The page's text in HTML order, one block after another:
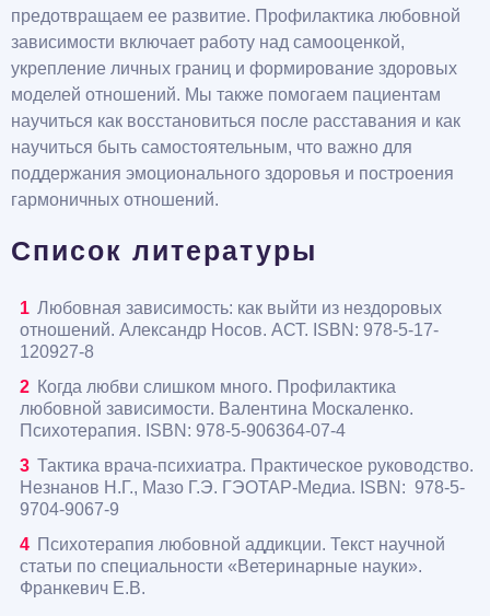
предотвращаем ее развитие. Профилактика любовной
зависимости включает работу над самооценкой,
укрепление личных границ и формирование здоровых
моделей отношений. Мы также помогаем пациентам
научиться как восстановиться после расставания и как
научиться быть самостоятельным, что важно для
поддержания эмоционального здоровья и построения
гармоничных отношений.
Список литературы
Любовная зависимость: как выйти из нездоровых
отношений. Александр Носов. АСТ. ISBN: 978-5-17-
120927-8
Когда любви слишком много. Профилактика
любовной зависимости. Валентина Москаленко.
Психотерапия. ISBN: 978-5-906364-07-4
Тактика врача-психиатра. Практическое руководство.
Незнанов Н.Г., Мазо Г.Э. ГЭОТАР-Медиа. ISBN: 978-5-
9704-9067-9
Психотерапия любовной аддикции. Текст научной
статьи по специальности «Ветеринарные науки».
Франкевич Е.В.